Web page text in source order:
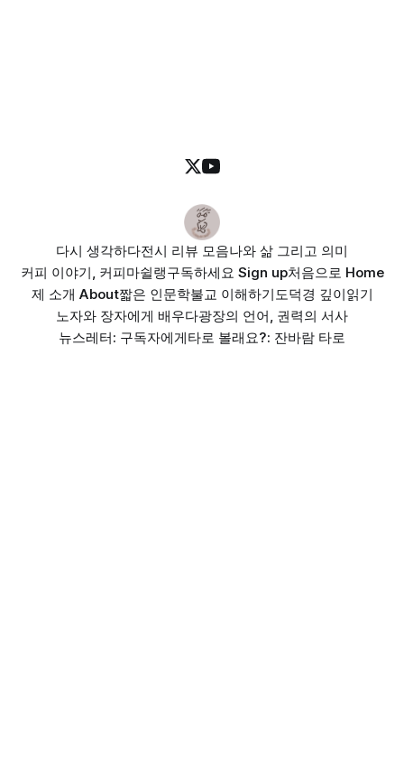
다시 생각하다전시 리뷰 모음나와 삶 그리고 의미
커피 이야기, 커피마쉴랭구독하세요 Sign up처음으로 Home
제 소개 About짧은 인문학불교 이해하기도덕경 깊이읽기
노자와 장자에게 배우다광장의 언어, 권력의 서사
뉴스레터: 구독자에게타로 볼래요?: 잔바람 타로